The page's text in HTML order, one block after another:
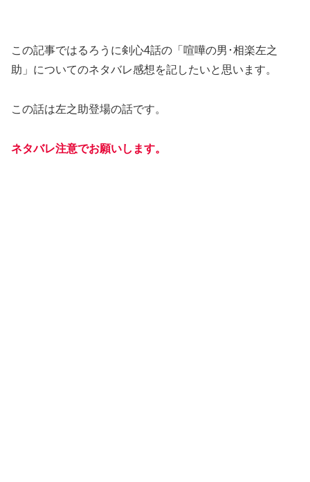
この記事ではるろうに剣心4話の「喧嘩の男･相楽左之
助」についてのネタバレ感想を記したいと思います。
この話は左之助登場の話です。
ネタバレ注意でお願いします。